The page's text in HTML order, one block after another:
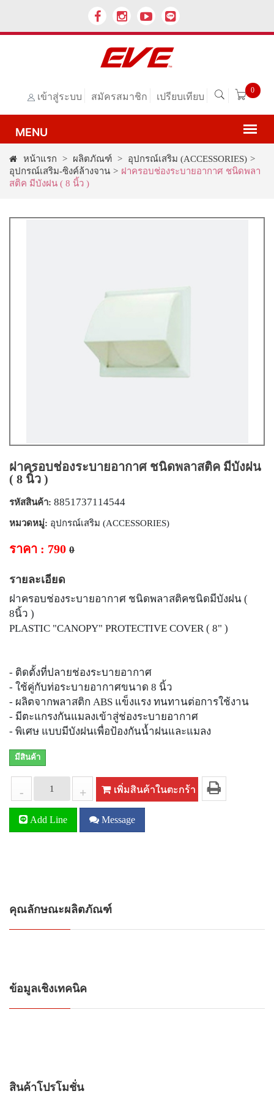
เข้าสู่ระบบ สมัครสมาชิก เปรียบเทียบ
0
หน้าแรก > ผลิตภัณฑ์ > อุปกรณ์เสริม (ACCESSORIES) >
อุปกรณ์เสริม-ซิงค์ล้างจาน > ฝาครอบช่องระบายอากาศ ชนิดพลา
สติค มีบังฝน ( 8 นิ้ว )
ฝาครอบช่องระบายอากาศ ชนิดพลาสติค มีบังฝน
( 8 นิ้ว )
รหัสสินค้า: 8851737114544
หมวดหมู่: อุปกรณ์เสริม (ACCESSORIES)
ราคา : 790 0
รายละเอียด
ฝาครอบช่องระบายอากาศ ชนิดพลาสติคชนิดมีบังฝน (
8นิ้ว )
PLASTIC "CANOPY" PROTECTIVE COVER ( 8" )
- ติดตั้งที่ปลายช่องระบายอากาศ
- ใช้คู่กับท่อระบายอากาศขนาด 8 นิ้ว
- ผลิตจากพลาสติก ABS แข็งแรง ทนทานต่อการใช้งาน
- มีตะแกรงกันแมลงเข้าสู่ช่องระบายอากาศ
- พิเศษ แบบมีบังฝนเพื่อป้องกันน้ำฝนและแมลง
มีสินค้า
- + เพิ่มสินค้าในตะกร้า
Add Line Message
คุณลักษณะผลิตภัณฑ์
ข้อมูลเชิงเทคนิค
สินค้าโปรโมชั่น